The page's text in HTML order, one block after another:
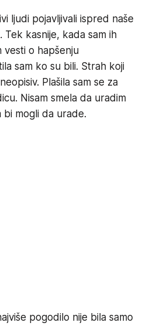
ljudi pojavljivali ispred naše
Tek kasnije, kada sam ih
vesti o hapšenju
sam ko su bili. Strah koji
Plašila sam se za
Nisam smela da uradim
bi mogli da urade.
pogodilo nije bila samo